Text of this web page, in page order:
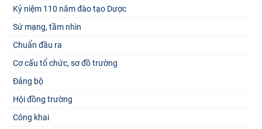
Kỷ niệm 110 năm đào tạo Dược
Sứ mạng, tầm nhìn
Chuẩn đầu ra
Cơ cấu tổ chức, sơ đồ trường
Đảng bộ
Hội đồng trường
Công khai